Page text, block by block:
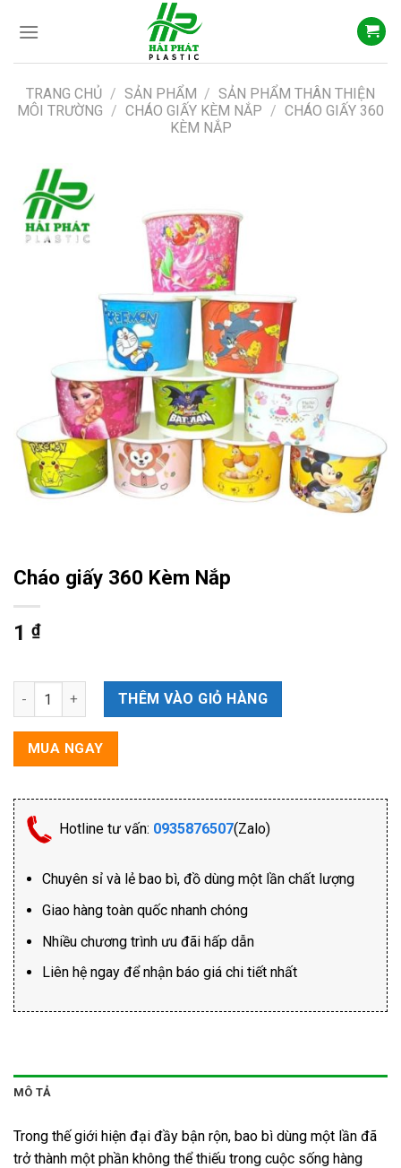
TRANG CHỦ / SẢN PHẨM / SẢN PHẨM THÂN THIỆN
MÔI TRƯỜNG / CHÁO GIẤY KÈM NẮP / CHÁO GIẤY 360
KÈM NẮP
Cháo giấy 360 Kèm Nắp
1 ₫
Cháo giấy 360 Kèm Nắp số lượng
THÊM VÀO GIỎ HÀNG
MUA NGAY
Hotline tư vấn: 0935876507(Zalo)
Chuyên sỉ và lẻ bao bì, đồ dùng một lần chất lượng
Giao hàng toàn quốc nhanh chóng
Nhiều chương trình ưu đãi hấp dẫn
Liên hệ ngay để nhận báo giá chi tiết nhất
MÔ TẢ
Trong thế giới hiện đại đầy bận rộn, bao bì dùng một lần đã
trở thành một phần không thể thiếu trong cuộc sống hàng